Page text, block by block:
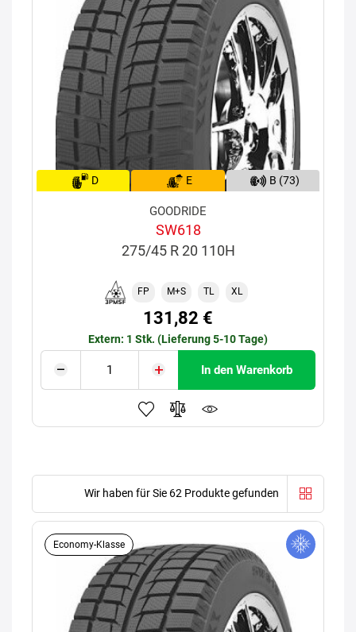
D E B (73)
GOODRIDE
SW618
275/45 R 20 110H
FP M+S TL XL
131,82 €
Extern: 1 Stk. (Lieferung 5-10 Tage)
In den Warenkorb
Wir haben für Sie 62 Produkte gefunden
Economy-Klasse